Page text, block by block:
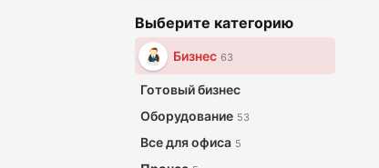
Выберите категорию
Бизнес 63
Готовый бизнес
Оборудование 53
Все для офиса 5